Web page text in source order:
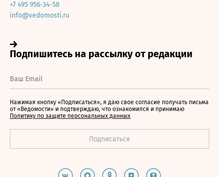
+7 495 956-34-58
info@vedomosti.ru
Нажимая кнопку «Подписаться», я даю свое согласие получать письма
от «Ведомости» и подтверждаю, что ознакомился и принимаю
Политику по защите персональных данных